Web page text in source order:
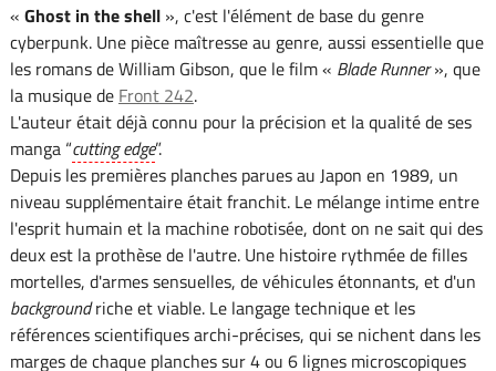
« Ghost in the shell», c'est l'élément de base du genre
cyberpunk. Une pièce maîtresse au genre, aussi essentielle que
les romans de William Gibson, que le film « Blade Runner», que
la musique de Front 242.
L'auteur était déjà connu pour la précision et la qualité de ses
manga “cutting edge”.
Depuis les premières planches parues au Japon en 1989, un
niveau supplémentaire était franchit. Le mélange intime entre
l'esprit humain et la machine robotisée, dont on ne sait qui des
deux est la prothèse de l'autre. Une histoire rythmée de filles
mortelles, d'armes sensuelles, de véhicules étonnants, et d'un
backgroundriche et viable. Le langage technique et les
références scientifiques archi-précises, qui se nichent dans les
marges de chaque planches sur 4 ou 6 lignes microscopiques